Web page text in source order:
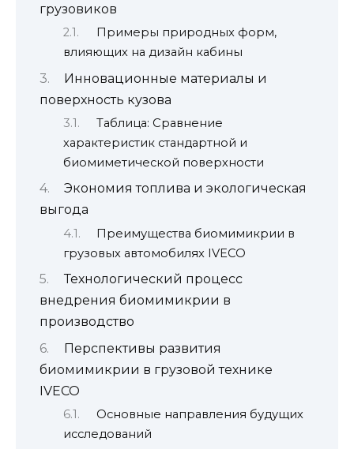
грузовиков
Примеры природных форм,
влияющих на дизайн кабины
Инновационные материалы и
поверхность кузова
Таблица: Сравнение
характеристик стандартной и
биомиметической поверхности
Экономия топлива и экологическая
выгода
Преимущества биомимикрии в
грузовых автомобилях IVECO
Технологический процесс
внедрения биомимикрии в
производство
Перспективы развития
биомимикрии в грузовой технике
IVECO
Основные направления будущих
исследований